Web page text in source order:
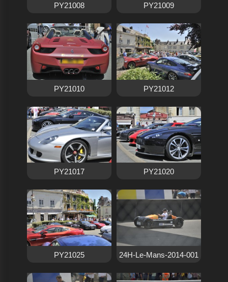
PY21008 PY21009
PY21010 PY21012
PY21017 PY21020
PY21025 24H-Le-Mans-2014-001